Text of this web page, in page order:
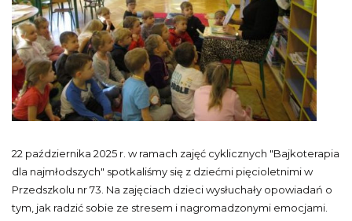
22 października 2025 r. w ramach zajęć cyklicznych "Bajkoterapia
dla najmłodszych" spotkaliśmy się z dziećmi pięcioletnimi w
Przedszkolu nr 73. Na zajęciach dzieci wysłuchały opowiadań o
tym, jak radzić sobie ze stresem i nagromadzonymi emocjami.